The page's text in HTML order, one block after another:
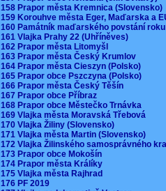
158 Prapor města Kremnica (Slovensko)
159 Korouhve města Eger, Maďarska a
160 Památník maďarského povstání
161 Vlajka Prahy 22 (Uhříněves)
162 Prapor města Litomyšl
163 Prapor města Český Krumlov
164 Prapor města Cieszyn (Polsko)
165 Prapor obce Pszczyna (Polsko)
166 Prapor města Český Těšín
167 Prapor obce Příbraz
168 Prapor obce Městečko Trnávka
169 Vlajka města Moravská Třebová
170 Vlajka Žiliny (Slovensko)
171 Vlajka města Martin (Slovensko)
172 Vlajka Žilinského samosprávného
173 Prapor obce Mokošín
174 Prapor města Králíky
175 Vlajka města Rajhrad
176 PF 2019